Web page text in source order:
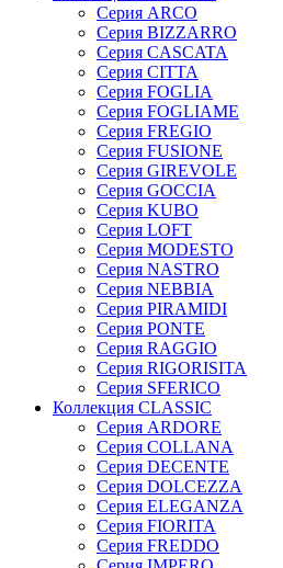
Серия ARCO
Серия BIZZARRO
Серия CASCATA
Серия CITTA
Серия FOGLIA
Серия FOGLIAME
Серия FREGIO
Серия FUSIONE
Серия GIREVOLE
Серия GOCCIA
Серия KUBO
Серия LOFT
Серия MODESTO
Серия NASTRO
Серия NEBBIA
Серия PIRAMIDI
Серия PONTE
Серия RAGGIO
Серия RIGORISITA
Серия SFERICO
Коллекция CLASSIC
Серия ARDORE
Серия COLLANA
Серия DECENTE
Серия DOLCEZZA
Серия ELEGANZA
Серия FIORITA
Серия FREDDO